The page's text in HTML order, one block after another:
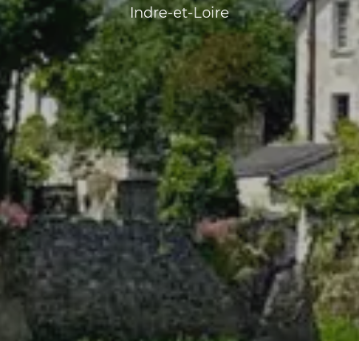
Indre-et-Loire